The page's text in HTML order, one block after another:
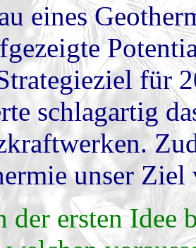
eines
für
schlagartig
unser
der ersten Idee